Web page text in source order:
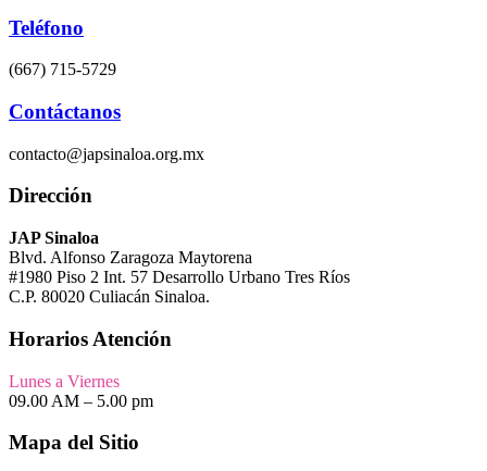
Teléfono
(667) 715-5729
Contáctanos
contacto@japsinaloa.org.mx
Dirección
JAP Sinaloa
Blvd. Alfonso Zaragoza Maytorena
#1980 Piso 2 Int. 57 Desarrollo Urbano Tres Ríos
C.P. 80020 Culiacán Sinaloa.
Horarios Atención
Lunes a Viernes
09.00 AM – 5.00 pm
Mapa del Sitio